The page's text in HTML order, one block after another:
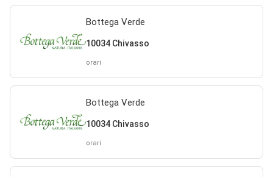
Bottega Verde
10034 Chivasso
orari
Bottega Verde
10034 Chivasso
orari